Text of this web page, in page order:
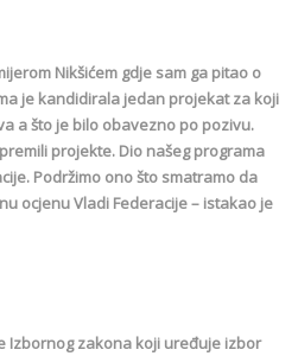
Nikšićem gdje sam ga pitao o
je kandidirala jedan projekat za koji
a što je bilo obavezno po pozivu.
projekte. Dio našeg programa
Podržimo ono što smatramo da
ocjenu Vladi Federacije – istakao je
Izbornog zakona koji uređuje izbor